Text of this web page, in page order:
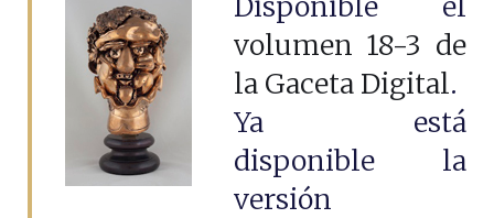
volumen 18-3 de
la Gaceta Digital.
Ya está
disponible la
versión